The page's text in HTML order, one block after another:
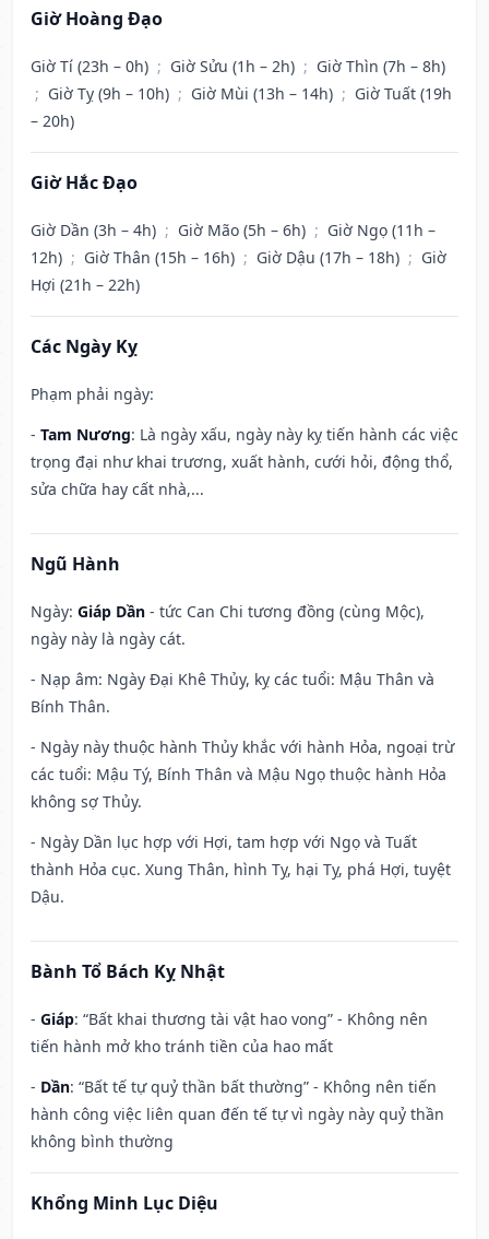
Giờ Hoàng Đạo
Giờ Tí (23h – 0h) ; Giờ Sửu (1h – 2h) ; Giờ Thìn (7h – 8h)
; Giờ Tỵ (9h – 10h) ; Giờ Mùi (13h – 14h) ; Giờ Tuất (19h
– 20h)
Giờ Hắc Đạo
Giờ Dần (3h – 4h) ; Giờ Mão (5h – 6h) ; Giờ Ngọ (11h –
12h) ; Giờ Thân (15h – 16h) ; Giờ Dậu (17h – 18h) ; Giờ
Hợi (21h – 22h)
Các Ngày Kỵ
Phạm phải ngày:
- Tam Nương: Là ngày xấu, ngày này kỵ tiến hành các việc
trọng đại như khai trương, xuất hành, cưới hỏi, động thổ,
sửa chữa hay cất nhà,...
Ngũ Hành
Ngày: Giáp Dần - tức Can Chi tương đồng (cùng Mộc),
ngày này là ngày cát.
- Nạp âm: Ngày Đại Khê Thủy, kỵ các tuổi: Mậu Thân và
Bính Thân.
- Ngày này thuộc hành Thủy khắc với hành Hỏa, ngoại trừ
các tuổi: Mậu Tý, Bính Thân và Mậu Ngọ thuộc hành Hỏa
không sợ Thủy.
- Ngày Dần lục hợp với Hợi, tam hợp với Ngọ và Tuất
thành Hỏa cục. Xung Thân, hình Tỵ, hại Tỵ, phá Hợi, tuyệt
Dậu.
Bành Tổ Bách Kỵ Nhật
- Giáp: “Bất khai thương tài vật hao vong” - Không nên
tiến hành mở kho tránh tiền của hao mất
- Dần: “Bất tế tự quỷ thần bất thường” - Không nên tiến
hành công việc liên quan đến tế tự vì ngày này quỷ thần
không bình thường
Khổng Minh Lục Diệu